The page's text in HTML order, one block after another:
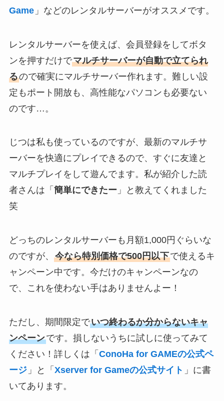
Game 」などのレンタルサーバーがオススメです。
レンタルサーバーを使えば、会員登録をしてボタ
ンを押すだけでマルチサーバーが自動で立てられ
るので確実にマルチサーバー作れます。難しい設
定もポート開放も、高性能なパソコンも必要ない
のです…。
じつは私も使っているのですが、最新のマルチサ
ーバーを快適にプレイできるので、すぐに友達と
マルチプレイをして遊んでます。私が紹介した読
者さんは「 簡単にできたー 」と教えてくれました
笑
どっちのレンタルサーバーも月額1,000円ぐらいな
のですが、 今なら特別価格で500円以下で使えるキ
ャンペーン中です。今だけのキャンペーンなの
で、これを使わない手はありませんよー！
ただし、期間限定でいつ終わるか分からないキャ
ンペーンです。損しないうちに試しに使ってみて
ください！詳しくは「 ConoHa for GAMEの公式ペ
ージ 」と「 Xserver for Gameの公式サイト 」に書
いてあります。